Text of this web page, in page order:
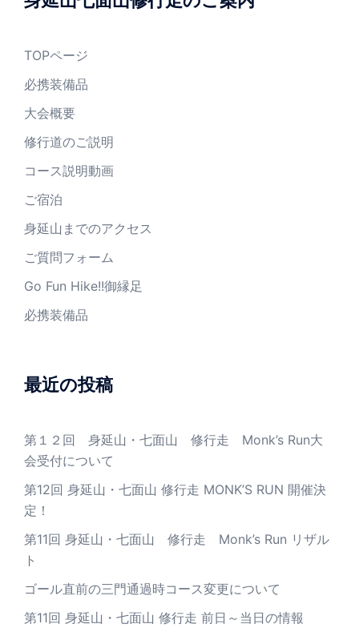
TOPページ
必携装備品
大会概要
修行道のご説明
コース説明動画
ご宿泊
身延山までのアクセス
ご質問フォーム
Go Fun Hike!!御縁足
必携装備品
最近の投稿
第１２回 身延山・七面山 修行走 Monk’s Run大
会受付について
第12回 身延山・七面山 修行走 MONK’S RUN 開催決
定！
第11回 身延山・七面山 修行走 Monk’s Run リザル
ト
ゴール直前の三門通過時コース変更について
第11回 身延山・七面山 修行走 前日～当日の情報